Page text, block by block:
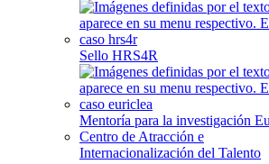
Sello HRS4R
Mentoría para la investigación
Centro de Atracción e
Internacionalización del Talento